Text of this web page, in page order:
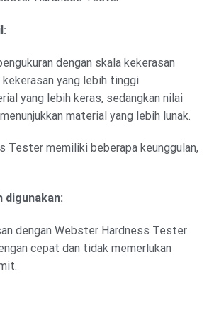
dengan skala kekerasan
kekerasan yang lebih tinggi
yang lebih keras, sedangkan nilai
material yang lebih lunak.
Tester memiliki beberapa keunggulan,
digunakan:
dengan Webster Hardness Tester
cepat dan tidak memerlukan